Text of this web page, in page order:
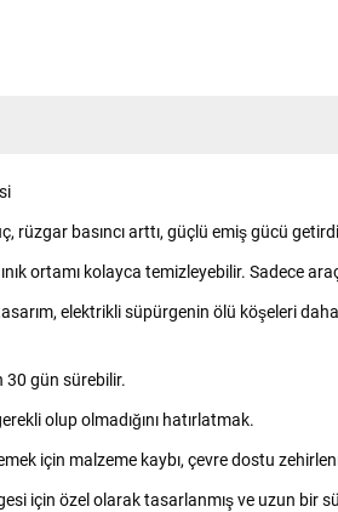
basıncı arttı, güçlü emiş gücü
ortamı kolayca temizleyebilir. Sadece
tasarım, elektrikli süpürgenin ölü köşeleri
30 gün sürebilir.
olup olmadığını hatırlatmak.
için malzeme kaybı, çevre dostu
için özel olarak tasarlanmış ve uzun bir